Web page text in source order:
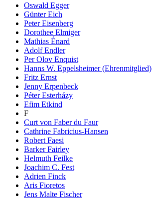
Oswald Egger
Günter Eich
Peter Eisenberg
Dorothee Elmiger
Mathias Énard
Adolf Endler
Per Olov Enquist
Hanns W. Eppelsheimer (Ehrenmitglied)
Fritz Ernst
Jenny Erpenbeck
Péter Esterházy
Efim Etkind
F
Curt von Faber du Faur
Cathrine Fabricius-Hansen
Robert Faesi
Barker Fairley
Helmuth Feilke
Joachim C. Fest
Adrien Finck
Aris Fioretos
Jens Malte Fischer